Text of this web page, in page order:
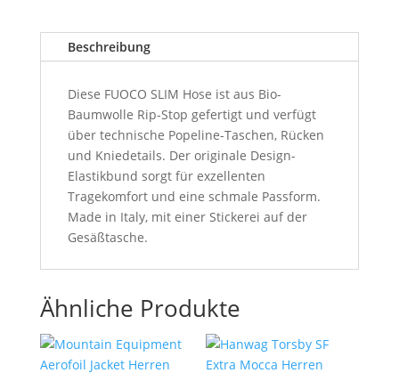
Beschreibung
Diese FUOCO SLIM Hose ist aus Bio-
Baumwolle Rip-Stop gefertigt und verfügt
über technische Popeline-Taschen, Rücken
und Kniedetails. Der originale Design-
Elastikbund sorgt für exzellenten
Tragekomfort und eine schmale Passform.
Made in Italy, mit einer Stickerei auf der
Gesäßtasche.
Ähnliche Produkte